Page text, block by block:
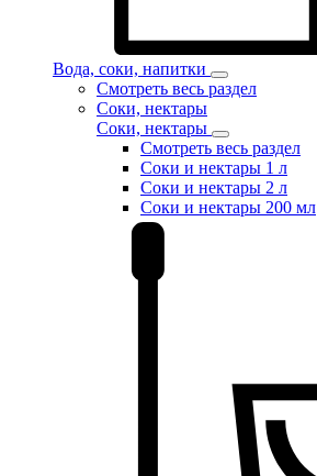
Вода, соки, напитки
Смотреть весь раздел
Соки, нектары
Соки, нектары
Смотреть весь раздел
Соки и нектары 1 л
Соки и нектары 2 л
Соки и нектары 200 мл